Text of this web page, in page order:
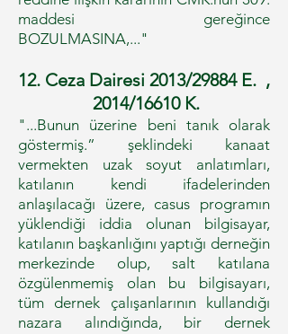
maddesi gereğince
BOZULMASINA,..."
12. Ceza Dairesi 2013/29884 E. ,
2014/16610 K.
"...Bunun üzerine beni tanık olarak
göstermiş.” şeklindeki kanaat
vermekten uzak soyut anlatımları,
katılanın kendi ifadelerinden
anlaşılacağı üzere, casus programın
yüklendiği iddia olunan bilgisayar,
katılanın başkanlığını yaptığı derneğin
merkezinde olup, salt katılana
özgülenmemiş olan bu bilgisayarı,
tüm dernek çalışanlarının kullandığı
nazara alındığında, bir dernek